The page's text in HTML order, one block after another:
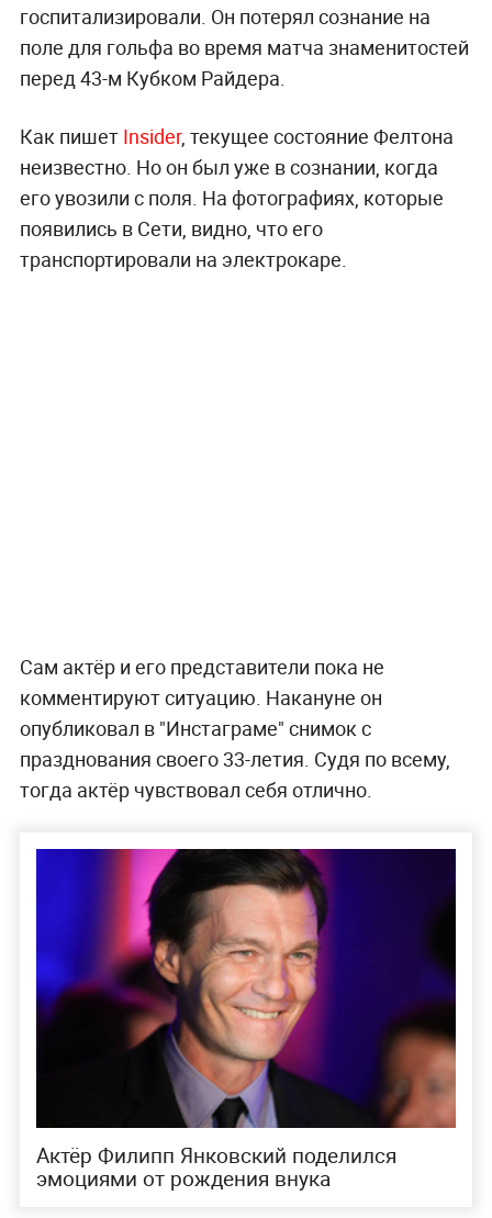
госпитализировали. Он потерял сознание на
поле для гольфа во время матча знаменитостей
перед 43-м Кубком Райдера.
Как пишет Insider, текущее состояние Фелтона
неизвестно. Но он был уже в сознании, когда
его увозили с поля. На фотографиях, которые
появились в Сети, видно, что его
транспортировали на электрокаре.
Сам актёр и его представители пока не
комментируют ситуацию. Накануне он
опубликовал в "Инстаграме" снимок с
празднования своего 33-летия. Судя по всему,
тогда актёр чувствовал себя отлично.
Актёр Филипп Янковский поделился
эмоциями от рождения внука